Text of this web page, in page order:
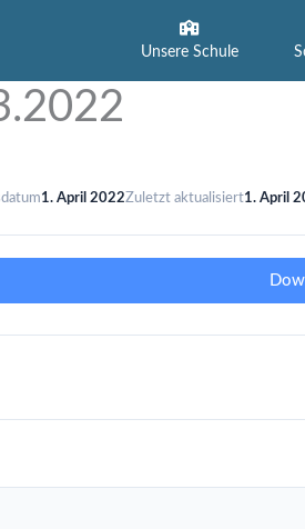
Unsere Schule
1. April 2022Zuletzt aktualisiert1. April